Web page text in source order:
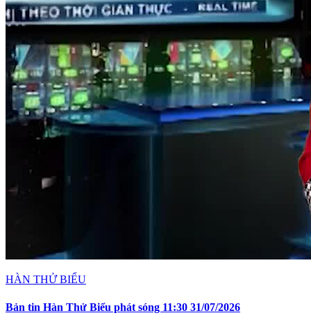
HÀN THỬ BIỂU
Bản tin Hàn Thử Biểu phát sóng 11:30 31/07/2026